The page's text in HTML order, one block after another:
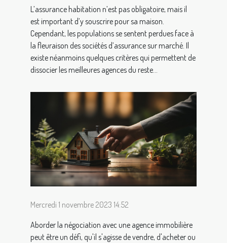
L’assurance habitation n’est pas obligatoire, mais il
est important d’y souscrire pour sa maison.
Cependant, les populations se sentent perdues face à
la fleuraison des sociétés d’assurance sur marché. Il
existe néanmoins quelques critères qui permettent de
dissocier les meilleures agences du reste...
Mercredi 1 novembre 2023 14:52
Aborder la négociation avec une agence immobilière
peut être un défi, qu'il s'agisse de vendre, d'acheter ou